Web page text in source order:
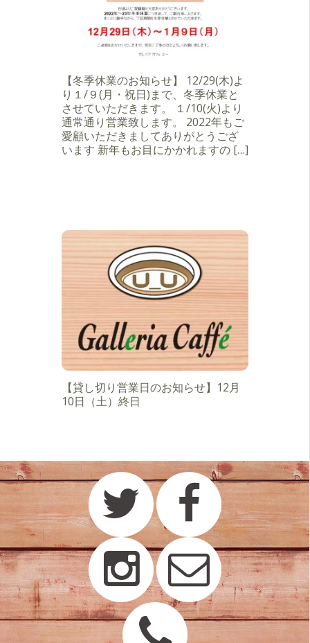
【冬季休業のお知らせ】 12/29(木)よ
り１/９(月・祝日)まで、冬季休業と
させていただきます。 １/10(火)より
通常通り営業致します。 2022年もご
愛顧いただきましてありがとうござ
います 新年もお目にかかれますの […]
【貸し切り営業日のお知らせ】12月
10日（土）終日